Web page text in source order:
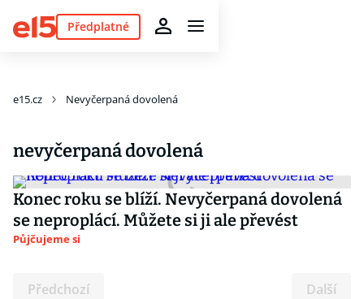
Předplatné
e15.cz Nevyčerpaná dovolená
nevyčerpaná dovolená
Konec roku se blíží. Nevyčerpaná dovolená
se neproplácí. Můžete si ji ale převést
Půjčujeme si
Předchozí Další